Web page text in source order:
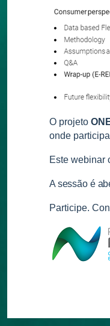
O projeto
onde
Este webinar
A sessão é
Participe.